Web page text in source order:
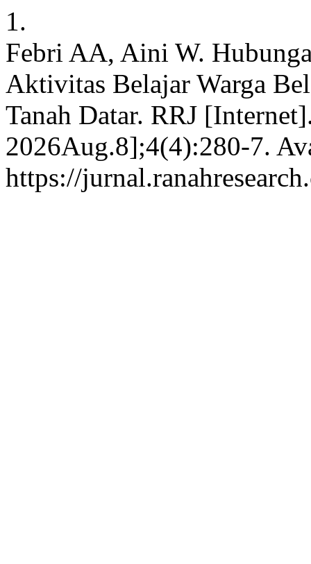
1.
Febri AA, Aini W.
Aktivitas Belajar Warga
Tanah Datar. RRJ
2026Aug.8];4(4):280-7.
https://